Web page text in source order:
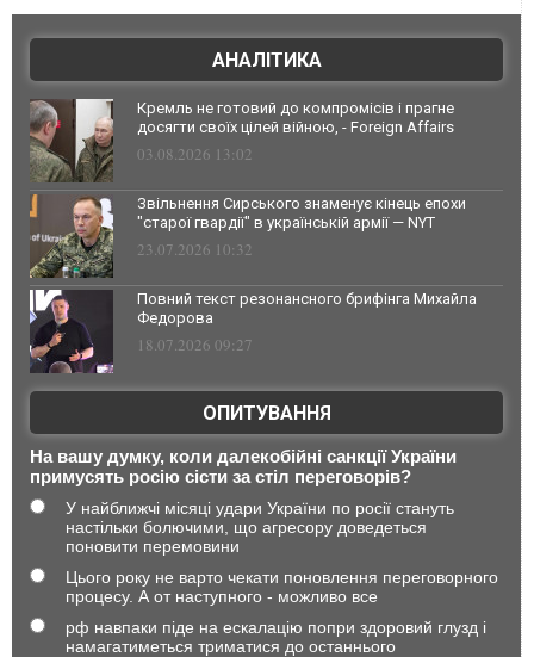
АНАЛІТИКА
Кремль не готовий до компромісів і прагне
досягти своїх цілей війною, - Foreign Affairs
03.08.2026 13:02
Звільнення Сирського знаменує кінець епохи
"старої гвардії" в українській армії — NYT
23.07.2026 10:32
Повний текст резонансного брифінга Михайла
Федорова
18.07.2026 09:27
ОПИТУВАННЯ
На вашу думку, коли далекобійні санкції України
примусять росію сісти за стіл переговорів?
У найближчі місяці удари України по росії стануть
настільки болючими, що агресору доведеться
поновити перемовини
Цього року не варто чекати поновлення переговорного
процесу. А от наступного - можливо все
рф навпаки піде на ескалацію попри здоровий глузд і
намагатиметься триматися до останнього